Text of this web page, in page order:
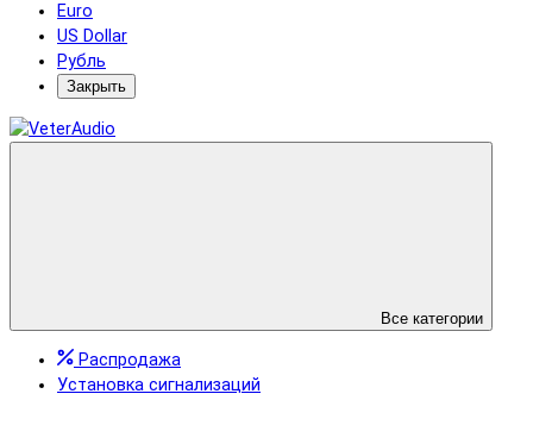
Euro
US Dollar
Рубль
Закрыть
Все категории
Распродажа
Установка сигнализаций